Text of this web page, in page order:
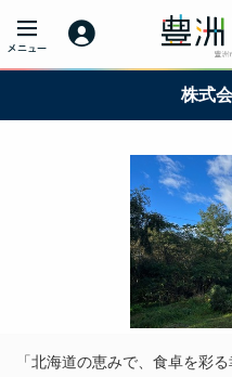
株式
「北海道の恵みで、食卓を彩